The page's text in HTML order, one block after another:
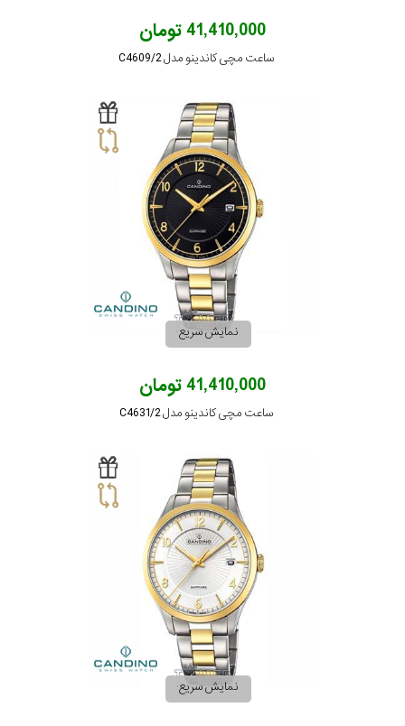
41,410,000 تومان
ساعت مچی کاندینو مدل C4609/2
نمایش سریع
41,410,000 تومان
ساعت مچی کاندینو مدل C4631/2
نمایش سریع